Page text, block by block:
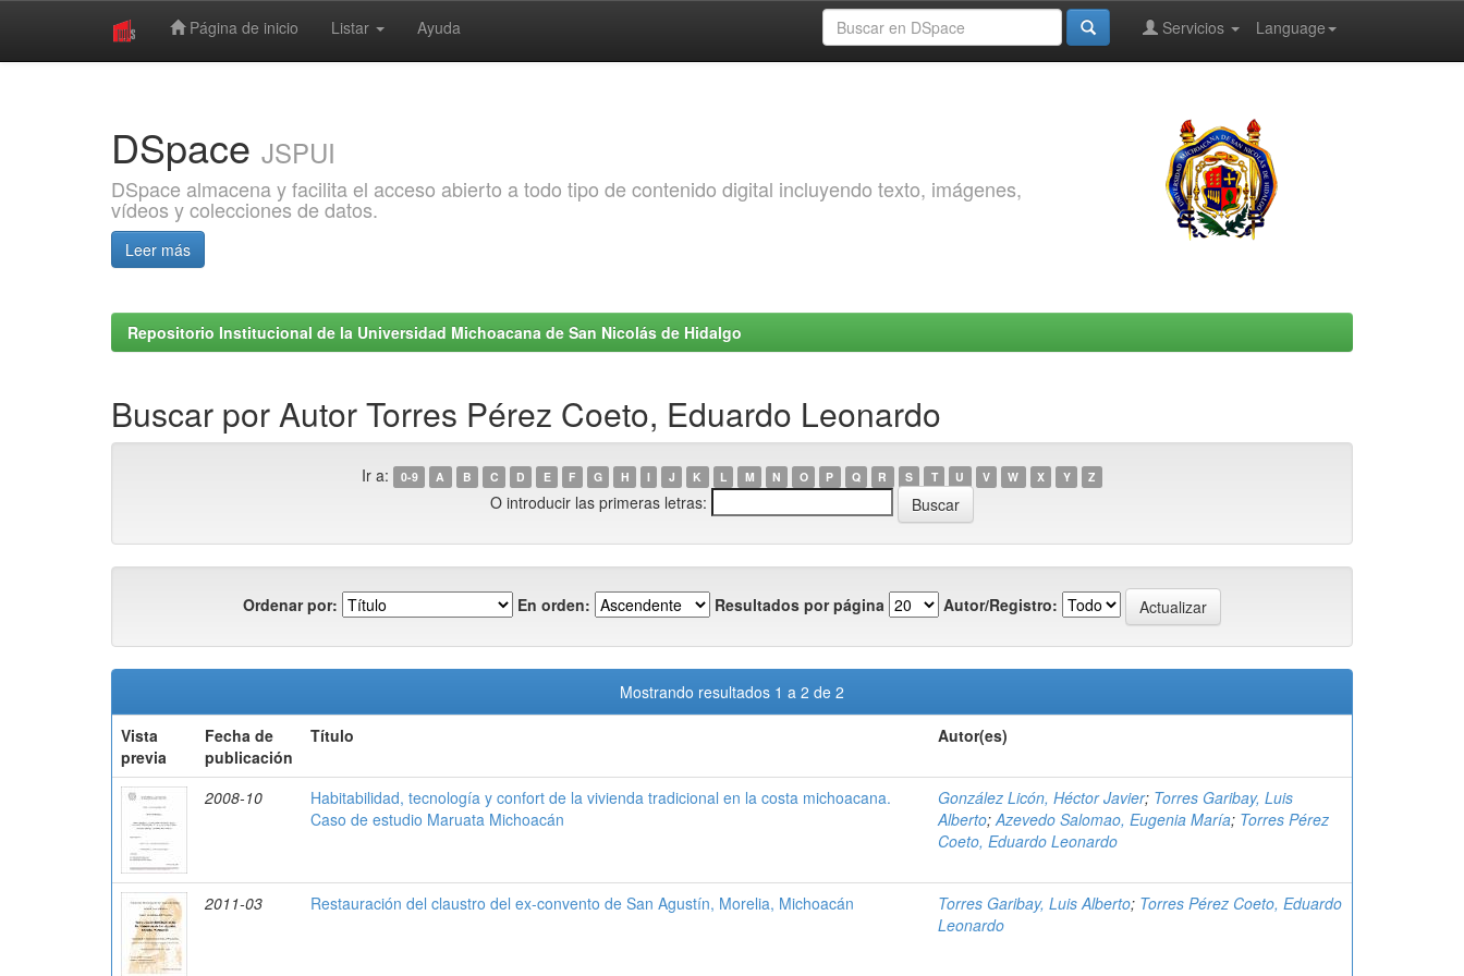
Página de inicio Listar Ayuda Language
Servicios
DSpace JSPUI
DSpace almacena y facilita el acceso abierto a todo tipo de contenido digital incluyendo texto, imágenes,
vídeos y colecciones de datos.
Leer más
Repositorio Institucional de la Universidad Michoacana de San Nicolás de Hidalgo
Buscar por Autor Torres Pérez Coeto, Eduardo Leonardo
Ir a: 0-9 A B C D E F G H I J K L M N O P Q R S T U V W X Y Z
O introducir las primeras letras:
Ordenar por: En orden: Resultados por página Autor/Registro:
Mostrando resultados 1 a 2 de 2
Vista
previa
Fecha de
publicación
Título Autor(es)
2008-10
Habitabilidad, tecnología y confort de la vivienda tradicional en la costa michoacana.
Caso de estudio Maruata Michoacán
González Licón, Héctor Javier; Torres Garibay, Luis
Alberto;Azevedo Salomao, Eugenia María; Torres Pérez
Coeto, Eduardo Leonardo
2011-03 Restauración del claustro del ex-convento de San Agustín, Morelia, Michoacán Torres Garibay, Luis Alberto; Torres Pérez Coeto, Eduardo
Leonardo